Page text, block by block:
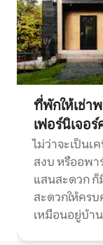
ที่พักให้เช่า
เฟอร์นิเจอ
ไม่ว่าจะเป็นเ
สงบ หรืออพา
แสนสะดวก ก็
สะดวกให้คร
เหมือนอยู่บ้าน